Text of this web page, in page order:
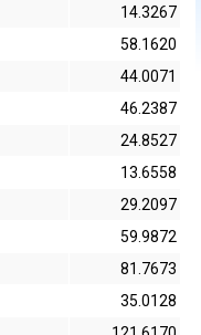
14.3267
58.1620
44.0071
46.2387
24.8527
13.6558
29.2097
59.9872
81.7673
35.0128